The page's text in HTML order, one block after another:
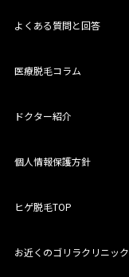
よくある質問と回答
医療脱毛コラム
ドクター紹介
個人情報保護方針
ヒゲ脱毛TOP
お近くのゴリラクリニック